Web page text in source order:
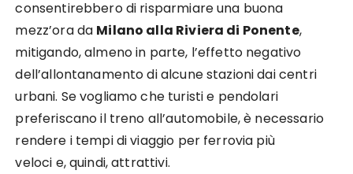
consentirebbero di risparmiare una buona
mezz’ora da Milano alla Riviera di Ponente,
mitigando, almeno in parte, l’effetto negativo
dell’allontanamento di alcune stazioni dai centri
urbani. Se vogliamo che turisti e pendolari
preferiscano il treno all’automobile, è necessario
rendere i tempi di viaggio per ferrovia più
veloci e, quindi, attrattivi.